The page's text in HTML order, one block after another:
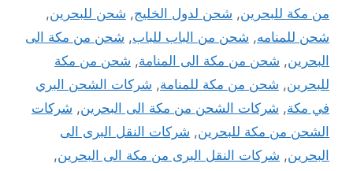
من مكة للبحرين, شحن لدول الخليج, شحن للبحرين,
شحن للمنامه, شحن من الباب للباب, شحن من مكة الى
البحرين, شحن من مكة الى المنامة, شحن من مكة
للبحرين, شحن من مكة للمنامة, شركات الشحن البري
في مكة, شركات الشحن من مكة الى البحرين, شركات
الشحن من مكة للبحرين, شركات النقل البرى الى
البحرين, شركات النقل البرى من مكة الى البحرين,